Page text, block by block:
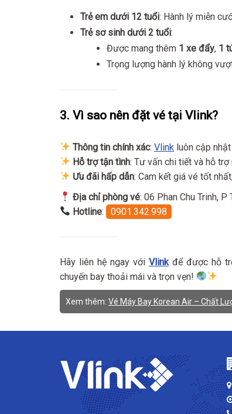
Trẻ em dưới 12 tuổi: Hành lý miễn
Trẻ sơ sinh dưới 2 tuổi:
Được mang thêm 1 xe đẩy, 1
Trọng lượng hành lý không
3. Vì sao nên đặt vé tại Vlink?
Thông tin chính xác:Vlink luôn cập
Hỗ trợ tận tình: Tư vấn chi tiết và hỗ trợ
Ưu đãi hấp dẫn: Cam kết giá vé tốt
Địa chỉ phòng vé: 06 Phan Chu Trinh, P
Hotline: 0901.342.998
Hãy liên hệ ngay với Vlink để được hỗ
chuyến bay thoải mái và trọn vẹn!
Xem thêm: Vé Máy Bay Korean Air – Chất